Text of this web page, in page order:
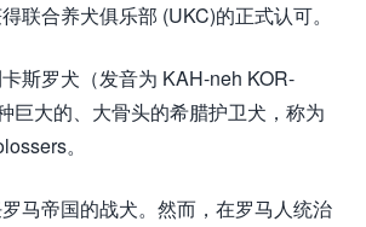
联合养犬俱乐部 (UKC)的正式认可。
斯罗犬（发音为 KAH-neh KOR-
巨大的、大骨头的希腊护卫犬，称为
。
马帝国的战犬。然而，在罗马人统治